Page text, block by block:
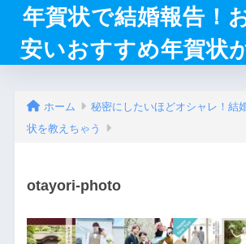
年賀状で結婚報告！
安いおすすめ年賀状
ホーム
秘密にしたいほどオシャレ！結
状を教えちゃう
otayori-photo